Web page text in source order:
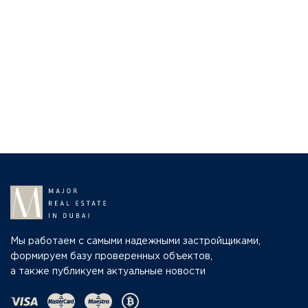
Мы работаем с самыми надежными застройщиками,
формируем базу проверенных объектов,
а также публикуем актуальные новости